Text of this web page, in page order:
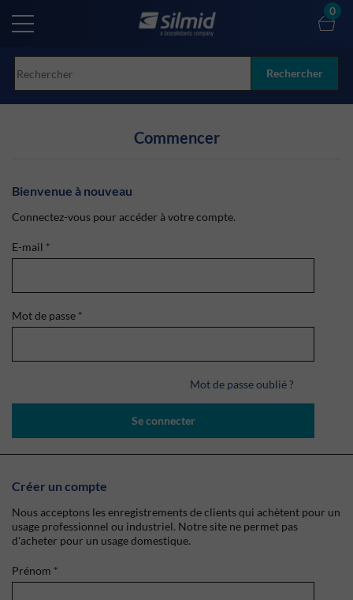
main
Rechercher
0
Commencer
Bienvenue à nouveau
Connectez-vous pour accéder à votre compte.
E-mail *
Mot de passe *
Mot de passe oublié ?
Se connecter
Créer un compte
Nous acceptons les enregistrements de clients qui achètent pour un
usage professionnel ou industriel. Notre site ne permet pas
d'acheter pour un usage domestique.
Prénom *